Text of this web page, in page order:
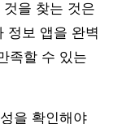
을 찾는 것은
정보 앱을 완벽
족할 수 있는
을 확인해야